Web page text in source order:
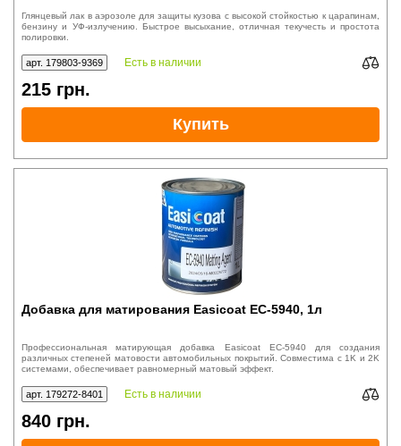
Глянцевый лак в аэрозоле для защиты кузова с высокой стойкостью к царапинам,
бензину и УФ-излучению. Быстрое высыхание, отличная текучесть и простота
полировки.
арт. 179803-9369 Есть в наличии
215 грн.
Купить
Добавка для матирования Easicoat EC-5940, 1л
Профессиональная матирующая добавка Easicoat EC-5940 для создания
различных степеней матовости автомобильных покрытий. Совместима с 1K и 2K
системами, обеспечивает равномерный матовый эффект.
арт. 179272-8401 Есть в наличии
840 грн.